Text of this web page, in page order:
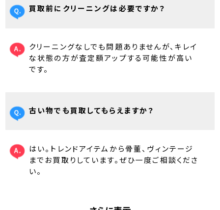
買取前にクリーニングは必要ですか？
クリーニングなしでも問題ありませんが、キレイ
な状態の方が査定額アップする可能性が高い
です。
古い物でも買取してもらえますか？
はい。トレンドアイテムから骨董、ヴィンテージ
までお買取りしています。ぜひ一度ご相談くださ
い。